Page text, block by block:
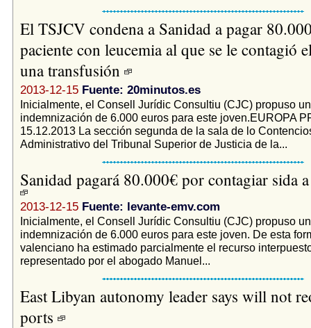
El TSJCV condena a Sanidad a pagar
paciente con leucemia al que se le contagió
una transfusión
2013-12-15 Fuente: 20minutos.es
Inicialmente, el Consell Jurídic Consultiu (CJC) propuso
indemnización de 6.000 euros para este joven.EUROPA
15.12.2013 La sección segunda de la sala de lo
Administrativo del Tribunal Superior de Justicia de la...
Sanidad pagará 80.000€ por contagiar sida
2013-12-15 Fuente: levante-emv.com
Inicialmente, el Consell Jurídic Consultiu (CJC) propuso
indemnización de 6.000 euros para este joven. De esta
valenciano ha estimado parcialmente el recurso
representado por el abogado Manuel...
East Libyan autonomy leader says will not
ports